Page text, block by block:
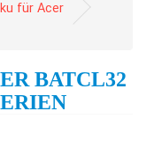
für Acer
BATCL32